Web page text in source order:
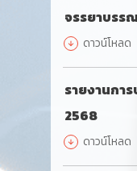
จรรยาบรร
ดาวน์โหลด
รายงานกา
2568
ดาวน์โหลด